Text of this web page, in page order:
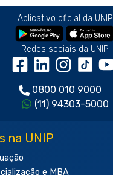
Aplicativo oficial da UNIP
Redes sociais da UNIP
0800 010 9000
(11) 94303-5000
na UNIP
e MBA